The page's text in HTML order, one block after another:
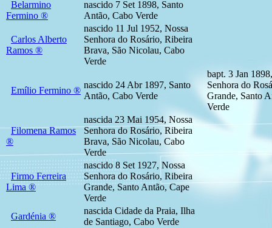
Belarmino
Fermino ®
nascido 7 Set 1898, Santo
Antão, Cabo Verde
Carlos Alberto
Ramos ®
nascido 11 Jul 1952, Nossa
Senhora do Rosário, Ribeira
Brava, São Nicolau, Cabo
Verde
Emílio Fermino ®
nascido 24 Abr 1897, Santo
Antão, Cabo Verde
bapt. 3 Jan
Senhora do
Grande, Santo
Verde
Filomena Ramos
®
nascida 23 Mai 1954, Nossa
Senhora do Rosário, Ribeira
Brava, São Nicolau, Cabo
Verde
Firmo Ferreira
Lima ®
nascido 8 Set 1927, Nossa
Senhora do Rosário, Ribeira
Grande, Santo Antão, Cape
Verde
Gardénia ®
nascida Cidade da Praia, Ilha
de Santiago, Cabo Verde